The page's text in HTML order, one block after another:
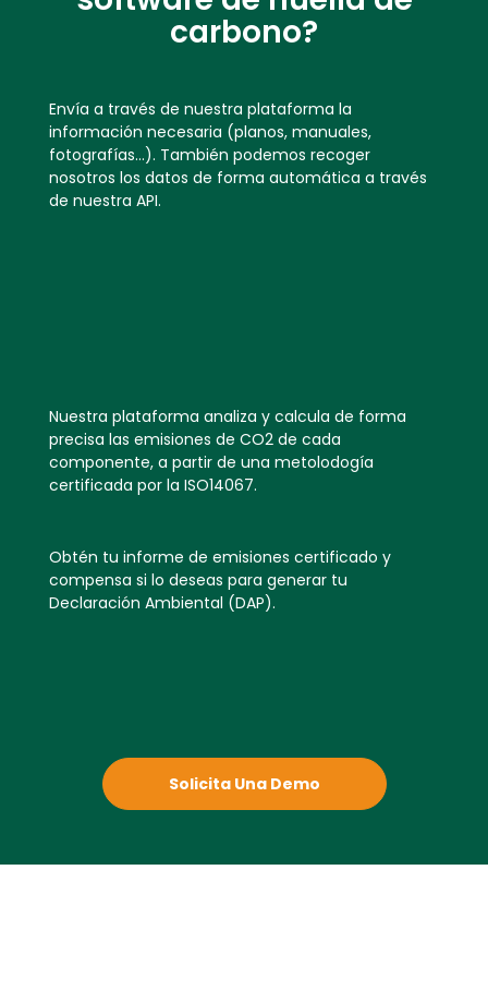
carbono?
Envía a través de nuestra plataforma la
información necesaria (planos, manuales,
fotografías…). También podemos recoger
nosotros los datos de forma automática a través
de nuestra API.
Nuestra plataforma analiza y calcula de forma
precisa las emisiones de CO2 de cada
componente, a partir de una metolodogía
certificada por la ISO14067.
Obtén tu informe de emisiones certificado y
compensa si lo deseas para generar tu
Declaración Ambiental (DAP).
Solicita Una Demo